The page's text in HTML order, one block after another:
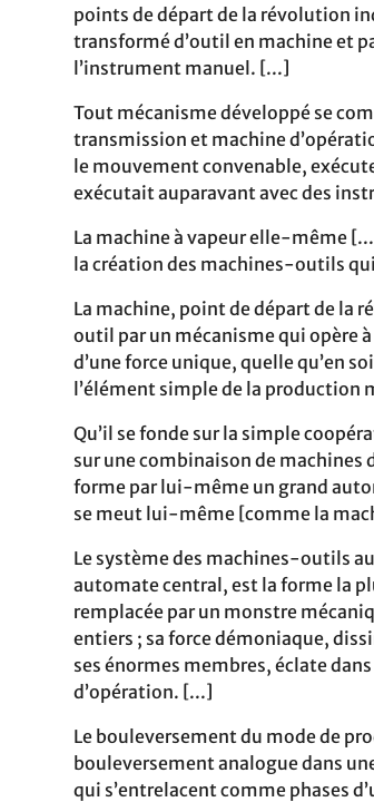
points de départ de la révolution
transformé d’outil en machine et
l’instrument manuel. [...]
Tout mécanisme développé se
transmission et machine
le mouvement convenable,
exécutait auparavant avec des
La machine à vapeur elle-même
la création des machines-outils
La machine, point de départ de la
outil par un mécanisme qui opère
d’une force unique, quelle qu’en
l’élément simple de la production
Qu’il se fonde sur la simple
sur une combinaison de
forme par lui-même un grand
se meut lui-même [comme la
Le système des machines-outils
automate central, est la forme la
remplacée par un monstre
entiers ; sa force démoniaque,
ses énormes membres, éclate
d’opération. [...]
Le bouleversement du mode de
bouleversement analogue dans
qui s’entrelacent comme phases